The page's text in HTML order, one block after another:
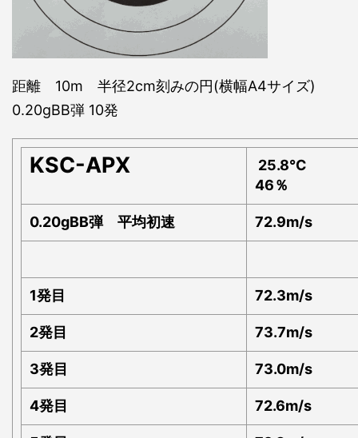
距離 10m 半径2cm刻みの円(横幅A4サイズ)
0.20gBB弾 10発
KSC-APX
25.8℃
46％
0.20gBB弾 平均初速 72.9m/s
1発目 72.3m/s
2発目 73.7m/s
3発目 73.0m/s
4発目 72.6m/s